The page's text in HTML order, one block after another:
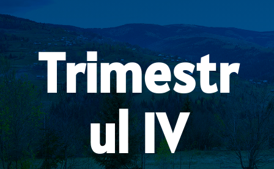
Trimestr
ul IV